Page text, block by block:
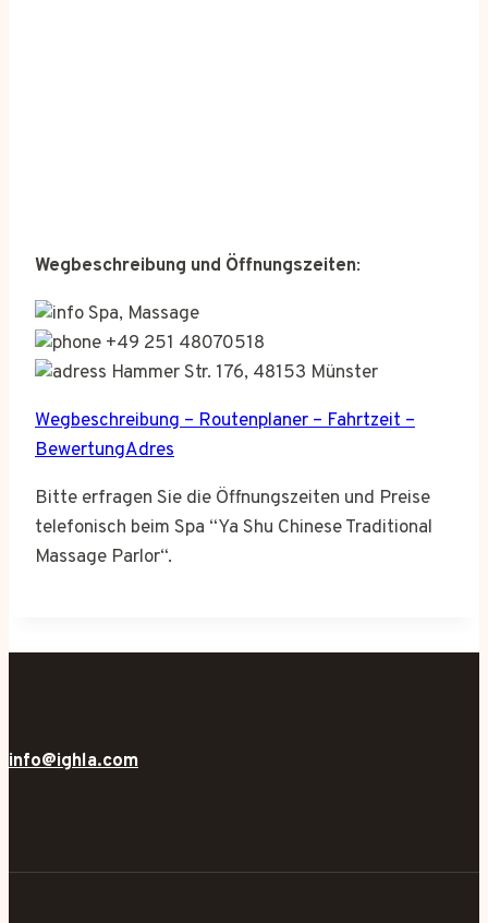
Wegbeschreibung und Öffnungszeiten:
Spa, Massage
+49 251 48070518
Hammer Str. 176, 48153 Münster
Wegbeschreibung – Routenplaner – Fahrtzeit –
BewertungAdres
Bitte erfragen Sie die Öffnungszeiten und Preise
telefonisch beim Spa “Ya Shu Chinese Traditional
Massage Parlor“.
info@ighla.com